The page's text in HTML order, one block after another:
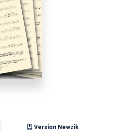
Version Newzik